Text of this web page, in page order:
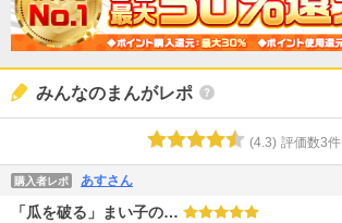
みんなのまんがレポ
(4.3) 評価数3件
購入者レポ あすさん
「瓜を破る」まい子の…